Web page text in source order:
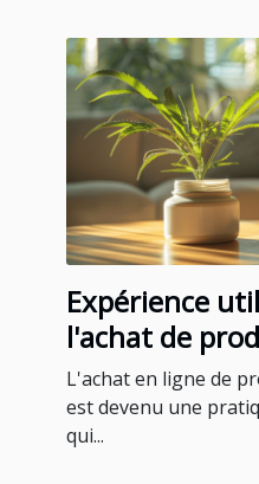
Expérience
l'achat de
CBD en ligne
L'achat en ligne de
est devenu une
qui...